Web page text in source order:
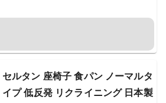
セルタン 座椅子 食パン ノーマルタ
イプ 低反発 リクライニング 日本製